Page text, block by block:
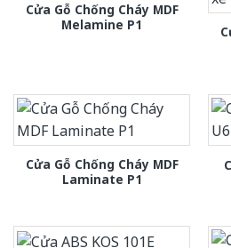
Cửa Gỗ Chống Cháy MDF
Melamine P1
Cửa Gỗ Chống Cháy MDF
Laminate P1